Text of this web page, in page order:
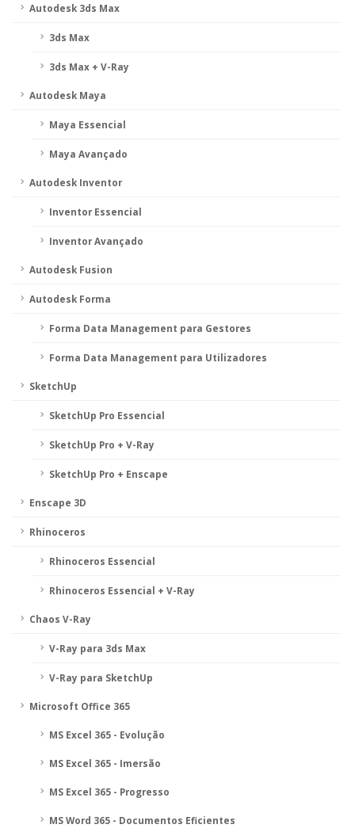
Autodesk 3ds Max
3ds Max
3ds Max + V-Ray
Autodesk Maya
Maya Essencial
Maya Avançado
Autodesk Inventor
Inventor Essencial
Inventor Avançado
Autodesk Fusion
Autodesk Forma
Forma Data Management para Gestores
Forma Data Management para Utilizadores
SketchUp
SketchUp Pro Essencial
SketchUp Pro + V-Ray
SketchUp Pro + Enscape
Enscape 3D
Rhinoceros
Rhinoceros Essencial
Rhinoceros Essencial + V-Ray
Chaos V-Ray
V-Ray para 3ds Max
V-Ray para SketchUp
Microsoft Office 365
MS Excel 365 - Evolução
MS Excel 365 - Imersão
MS Excel 365 - Progresso
MS Word 365 - Documentos Eficientes